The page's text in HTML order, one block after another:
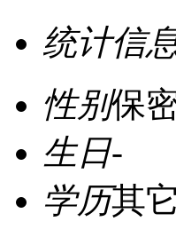
统计信
性别保
生日-
学历其它